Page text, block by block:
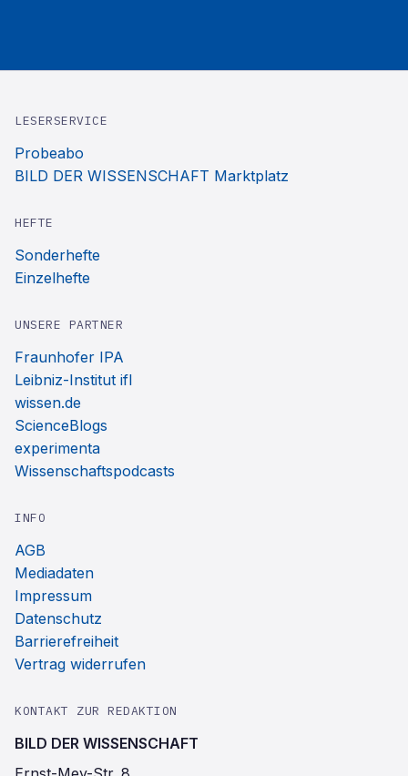
LESERSERVICE
Probeabo
BILD DER WISSENSCHAFT Marktplatz
HEFTE
Sonderhefte
Einzelhefte
UNSERE PARTNER
Fraunhofer IPA
Leibniz-Institut ifl
wissen.de
ScienceBlogs
experimenta
Wissenschaftspodcasts
INFO
AGB
Mediadaten
Impressum
Datenschutz
Barrierefreiheit
Vertrag widerrufen
KONTAKT ZUR REDAKTION
BILD DER WISSENSCHAFT